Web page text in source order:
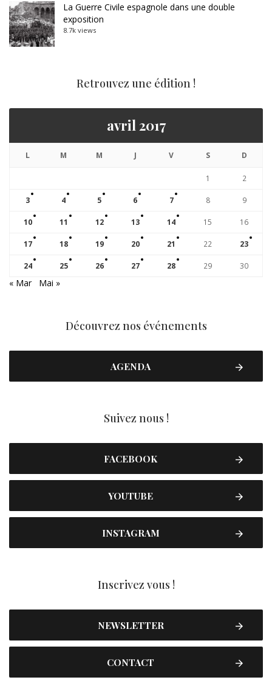
La Guerre Civile espagnole dans une double
exposition
8.7k views
Retrouvez une édition !
avril 2017
L M M J V S D
1 2
3 4 5 6 7 8 9
10 11 12 13 14 15 16
17 18 19 20 21 22 23
24 25 26 27 28 29 30
« Mar Mai »
Découvrez nos événements
AGENDA
Suivez nous !
FACEBOOK
YOUTUBE
INSTAGRAM
Inscrivez vous !
NEWSLETTER
CONTACT